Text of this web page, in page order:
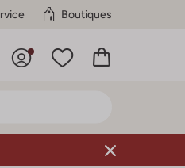
Boutiques